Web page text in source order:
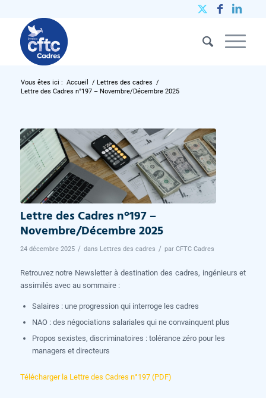
Vous êtes ici : Accueil / Lettres des cadres /
Lettre des Cadres n°197 – Novembre/Décembre 2025
Lettre des Cadres n°197 –
Novembre/Décembre 2025
24 décembre 2025 / dans Lettres des cadres / par CFTC Cadres
Retrouvez notre Newsletter à destination des cadres, ingénieurs et
assimilés avec au sommaire :
Salaires : une progression qui interroge les cadres
NAO : des négociations salariales qui ne convainquent plus
Propos sexistes, discriminatoires : tolérance zéro pour les
managers et directeurs
Télécharger la Lettre des Cadres n°197 (PDF)